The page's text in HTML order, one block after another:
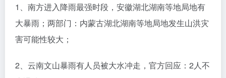
1、南方进入降雨最强时段，安徽湖北湖南等地局地有
大暴雨；两部门：内蒙古湖北湖南等地局地发生山洪灾
害可能性较大；
2、云南文山暴雨有人员被大水冲走，官方回应：2人不